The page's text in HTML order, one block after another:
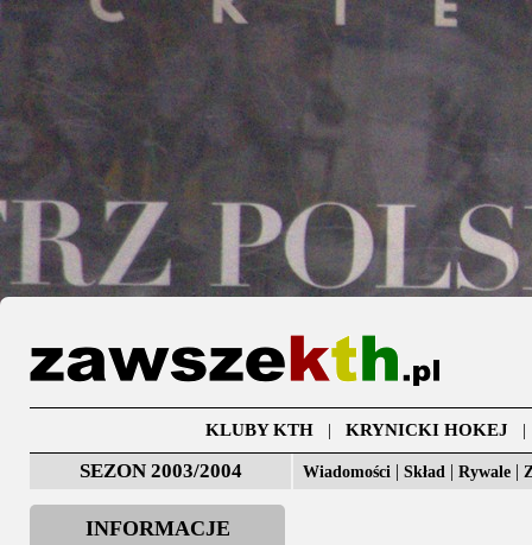
KLUBY KTH| KRYNICKI HOKEJ
SEZON 2003/2004 Wiadomości | Skład | Rywale |
INFORMACJE